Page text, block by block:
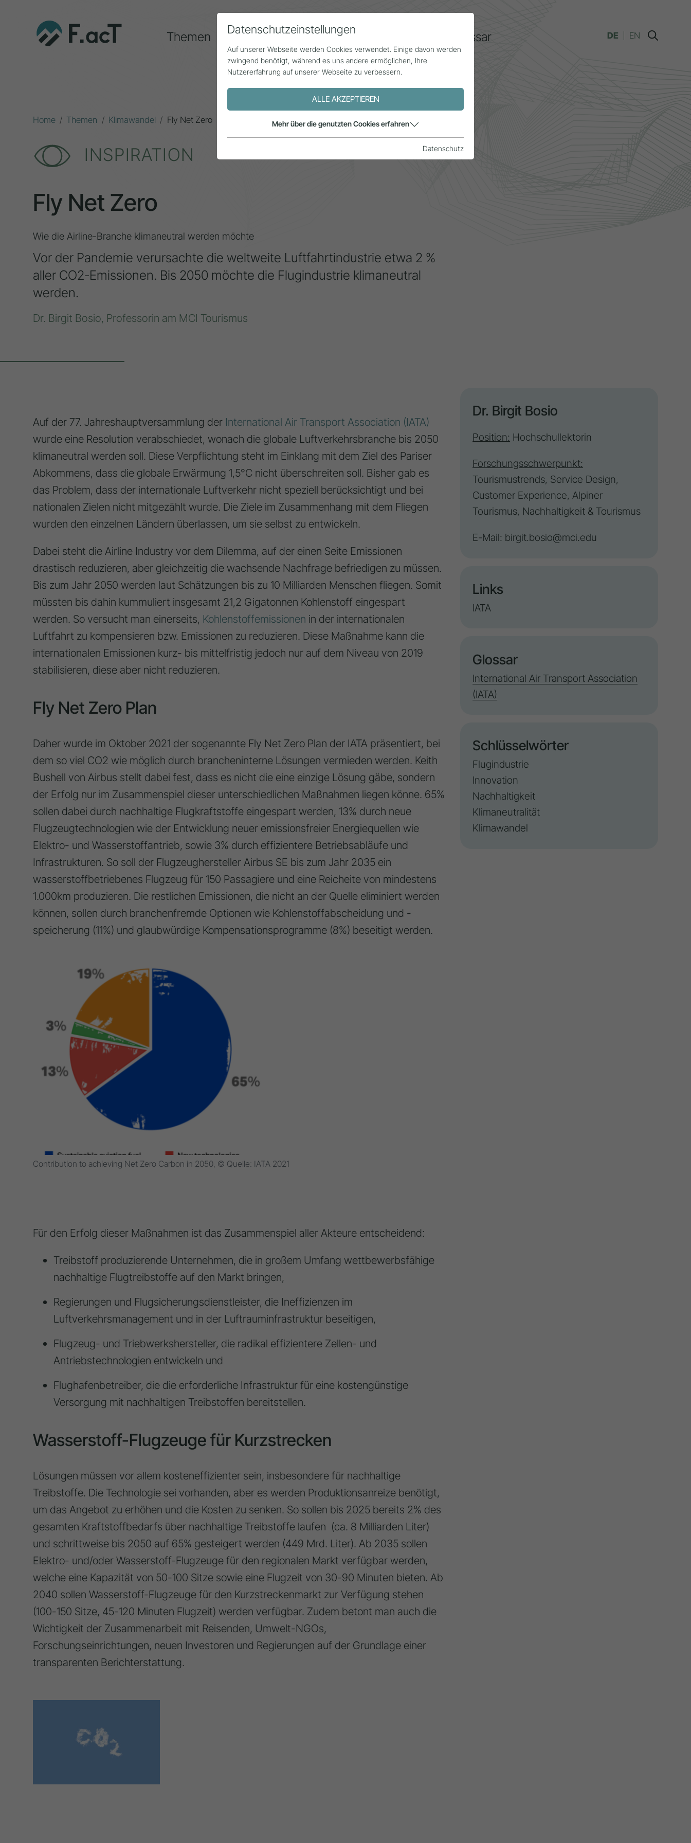
Themen Alle Beiträge Statistik Glossar DE EN
Home Themen Klimawandel Fly Net Zero
INSPIRATION
Fly Net Zero
Wie die Airline-Branche klimaneutral werden möchte
Vor der Pandemie verursachte die weltweite Luftfahrtindustrie etwa 2 %
aller CO2-Emissionen. Bis 2050 möchte die Flugindustrie klimaneutral
werden.
Dr. Birgit Bosio, Professorin am MCI Tourismus
Auf der 77. Jahreshauptversammlung der International Air Transport Association (IATA)
wurde eine Resolution verabschiedet, wonach die globale Luftverkehrsbranche bis 2050
klimaneutral werden soll. Diese Verpflichtung steht im Einklang mit dem Ziel des Pariser
Abkommens, dass die globale Erwärmung 1,5°C nicht überschreiten soll. Bisher gab es
das Problem, dass der internationale Luftverkehr nicht speziell berücksichtigt und bei
nationalen Zielen nicht mitgezählt wurde. Die Ziele im Zusammenhang mit dem Fliegen
wurden den einzelnen Ländern überlassen, um sie selbst zu entwickeln.
Dabei steht die Airline Industry vor dem Dilemma, auf der einen Seite Emissionen
drastisch reduzieren, aber gleichzeitig die wachsende Nachfrage befriedigen zu müssen.
Bis zum Jahr 2050 werden laut Schätzungen bis zu 10 Milliarden Menschen fliegen. Somit
müssten bis dahin kummuliert insgesamt 21,2 Gigatonnen Kohlenstoff eingespart
werden. So versucht man einerseits, Kohlenstoffemissionen in der internationalen
Luftfahrt zu kompensieren bzw. Emissionen zu reduzieren. Diese Maßnahme kann die
internationalen Emissionen kurz- bis mittelfristig jedoch nur auf dem Niveau von 2019
stabilisieren, diese aber nicht reduzieren.
Fly Net Zero Plan
Daher wurde im Oktober 2021 der sogenannte Fly Net Zero Plan der IATA präsentiert, bei
dem so viel CO2 wie möglich durch brancheninterne Lösungen vermieden werden. Keith
Bushell von Airbus stellt dabei fest, dass es nicht die eine einzige Lösung gäbe, sondern
der Erfolg nur im Zusammenspiel dieser unterschiedlichen Maßnahmen liegen könne. 65%
sollen dabei durch nachhaltige Flugkraftstoffe eingespart werden, 13% durch neue
Flugzeugtechnologien wie der Entwicklung neuer emissionsfreier Energiequellen wie
Elektro- und Wasserstoffantrieb, sowie 3% durch effizientere Betriebsabläufe und
Infrastrukturen. So soll der Flugzeughersteller Airbus SE bis zum Jahr 2035 ein
wasserstoffbetriebenes Flugzeug für 150 Passagiere und eine Reicheite von mindestens
1.000km produzieren. Die restlichen Emissionen, die nicht an der Quelle eliminiert werden
können, sollen durch branchenfremde Optionen wie Kohlenstoffabscheidung und -
speicherung (11%) und glaubwürdige Kompensationsprogramme (8%) beseitigt werden.
Contribution to achieving Net Zero Carbon in 2050, © Quelle: IATA 2021
Für den Erfolg dieser Maßnahmen ist das Zusammenspiel aller Akteure entscheidend:
Treibstoff produzierende Unternehmen, die in großem Umfang wettbewerbsfähige
nachhaltige Flugtreibstoffe auf den Markt bringen,
Regierungen und Flugsicherungsdienstleister, die Ineffizienzen im
Luftverkehrsmanagement und in der Luftrauminfrastruktur beseitigen,
Flugzeug- und Triebwerkshersteller, die radikal effizientere Zellen- und
Antriebstechnologien entwickeln und
Flughafenbetreiber, die die erforderliche Infrastruktur für eine kostengünstige
Versorgung mit nachhaltigen Treibstoffen bereitstellen.
Wasserstoff-Flugzeuge für Kurzstrecken
Lösungen müssen vor allem kosteneffizienter sein, insbesondere für nachhaltige
Treibstoffe. Die Technologie sei vorhanden, aber es werden Produktionsanreize benötigt,
um das Angebot zu erhöhen und die Kosten zu senken. So sollen bis 2025 bereits 2% des
gesamten Kraftstoffbedarfs über nachhaltige Treibstoffe laufen (ca. 8 Milliarden Liter)
und schrittweise bis 2050 auf 65% gesteigert werden (449 Mrd. Liter). Ab 2035 sollen
Elektro- und/oder Wasserstoff-Flugzeuge für den regionalen Markt verfügbar werden,
welche eine Kapazität von 50-100 Sitze sowie eine Flugzeit von 30-90 Minuten bieten. Ab
2040 sollen Wasserstoff-Flugzeuge für den Kurzstreckenmarkt zur Verfügung stehen
(100-150 Sitze, 45-120 Minuten Flugzeit) werden verfügbar. Zudem betont man auch die
Wichtigkeit der Zusammenarbeit mit Reisenden, Umwelt-NGOs,
Forschungseinrichtungen, neuen Investoren und Regierungen auf der Grundlage einer
transparenten Berichterstattung.
Dr. Birgit Bosio
Position: Hochschullektorin
Forschungsschwerpunkt:
Tourismustrends, Service Design,
Customer Experience,Alpiner
Tourismus, Nachhaltigkeit & Tourismus
E-Mail: birgit.bosio@mci.edu
Links
IATA
Glossar
International Air Transport Association
(IATA)
Schlüsselwörter
Flugindustrie
Innovation
Nachhaltigkeit
Klimaneutralität
Klimawandel
Datenschutzeinstellungen
Auf unserer Webseite werden Cookies verwendet. Einige davon werden
zwingend benötigt, während es uns andere ermöglichen, Ihre
Nutzererfahrung auf unserer Webseite zu verbessern.
ALLE AKZEPTIEREN
Mehr über die genutzten Cookies erfahren
Datenschutz